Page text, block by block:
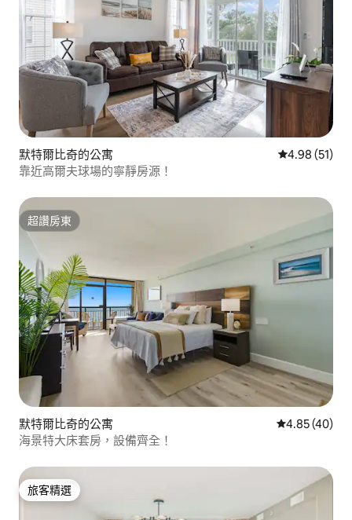
默特爾比奇的公寓 從 51 則評價
4.98 (51)
靠近高爾夫球場的寧靜房源！
超讚房東
超讚房東
默特爾比奇的公寓 從 40 則評價
4.85 (40)
海景特大床套房，設備齊全！
旅客精選
旅客精選